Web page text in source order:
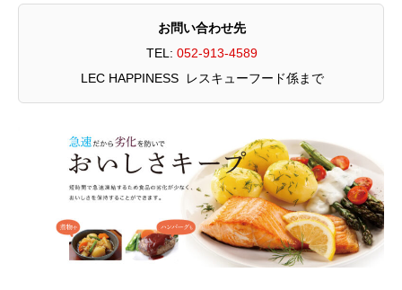
お問い合わせ先
TEL:052-913-4589
LEC HAPPINESS レスキューフード係まで